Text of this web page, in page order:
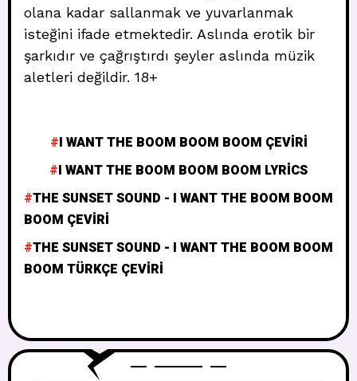
olana kadar sallanmak ve yuvarlanmak
isteğini ifade etmektedir. Aslında erotik bir
şarkıdır ve çağrıştırdı şeyler aslında müzik
aletleri değildir. 18+
I WANT THE BOOM BOOM BOOM ÇEVIRI
I WANT THE BOOM BOOM BOOM LYRICS
THE SUNSET SOUND - I WANT THE BOOM BOOM
BOOM ÇEVIRI
THE SUNSET SOUND - I WANT THE BOOM BOOM
BOOM TÜRKÇE ÇEVIRI